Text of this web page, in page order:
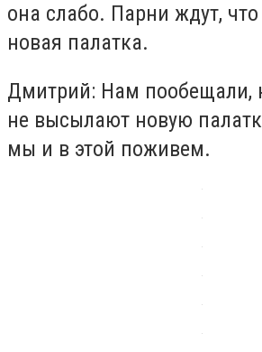
она слабо. Парни ждут, что
новая палатка.
Дмитрий: Нам пообещали,
не высылают новую
мы и в этой поживем.